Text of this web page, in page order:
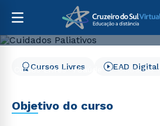
Cursos Livres Saúde Cuidados
Cursos Livres EAD Digital
Objetivo do curso